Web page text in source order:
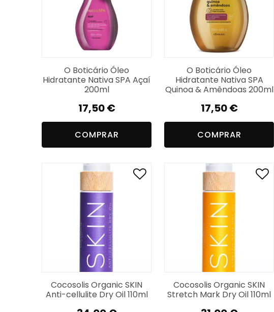
O Boticário Óleo
Hidratante Nativa SPA Açaí
200ml
17,50€
COMPRAR
O Boticário Óleo
Hidratante Nativa SPA
Quinoa & Amêndoas 200ml
17,50€
COMPRAR
Cocosolis Organic SKIN
Anti-cellulite Dry Oil 110ml
Cocosolis Organic SKIN
Stretch Mark Dry Oil 110ml